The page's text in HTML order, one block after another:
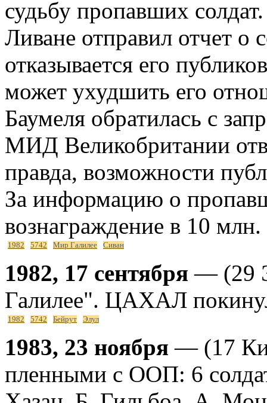
судьбу пропавших
Ливане отправил отчет о
отказывается его
может ухудшить его
Баумеля обратилась с
МИД Великобритании
правда, возможности
За информацию о
вознаграждение в 10 млн.
1982 5742 Мир Галилее Сиван
1982, 17 сентября — (29
Галилее". ЦАХАЛ
1982 5742 Бейрут Элул
1983, 23 ноября — (17
пленными с ООП: 6